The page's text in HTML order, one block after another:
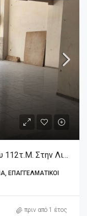
Ενοικίαση Επαγγελματικού Χώρου 112τ.μ. Στην Λιβαδειά
ΕΠΑΓΓΕΛΜΑΤΙΚΟΊ
πριν από 1 έτος